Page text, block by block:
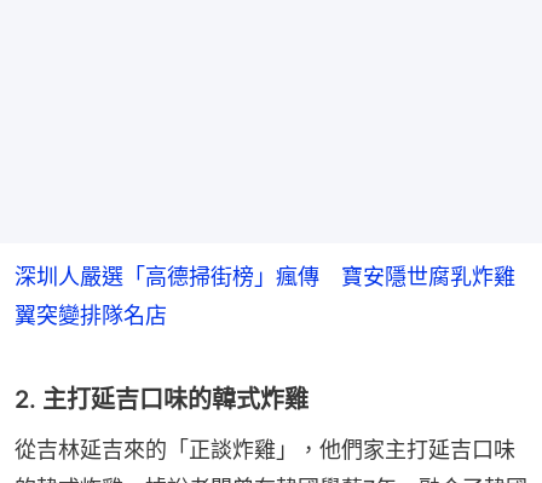
深圳人嚴選「高德掃街榜」瘋傳 寶安隱世腐乳炸雞
翼突變排隊名店
2. 主打延吉口味的韓式炸雞
從吉林延吉來的「正談炸雞」，他們家主打延吉口味